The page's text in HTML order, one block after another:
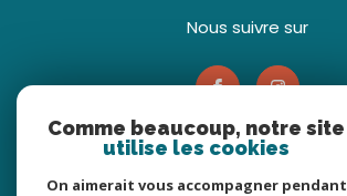
nous suivre sur
Comme beaucoup, notre site
utilise les cookies
On aimerait vous accompagner pendant